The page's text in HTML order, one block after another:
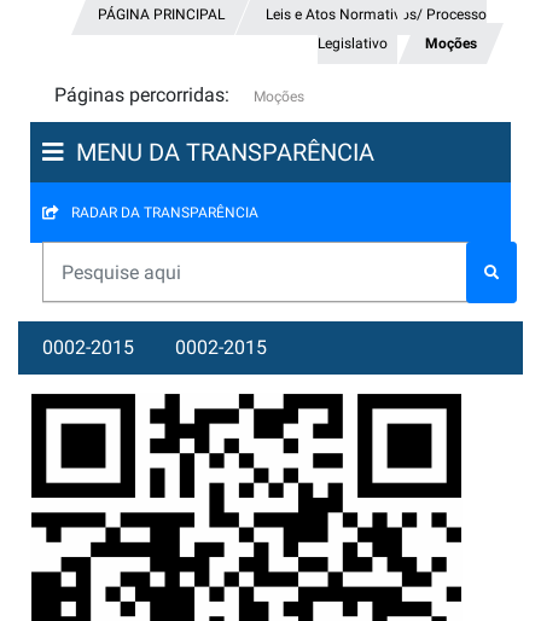
PÁGINA PRINCIPAL
Leis e Atos Normativos/ Processo
Legislativo
Moções
Páginas percorridas: Moções
MENU DA TRANSPARÊNCIA
RADAR DA TRANSPARÊNCIA
0002-2015 0002-2015